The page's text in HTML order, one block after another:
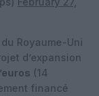
Royaume-Uni
d’expansion
(14
financé